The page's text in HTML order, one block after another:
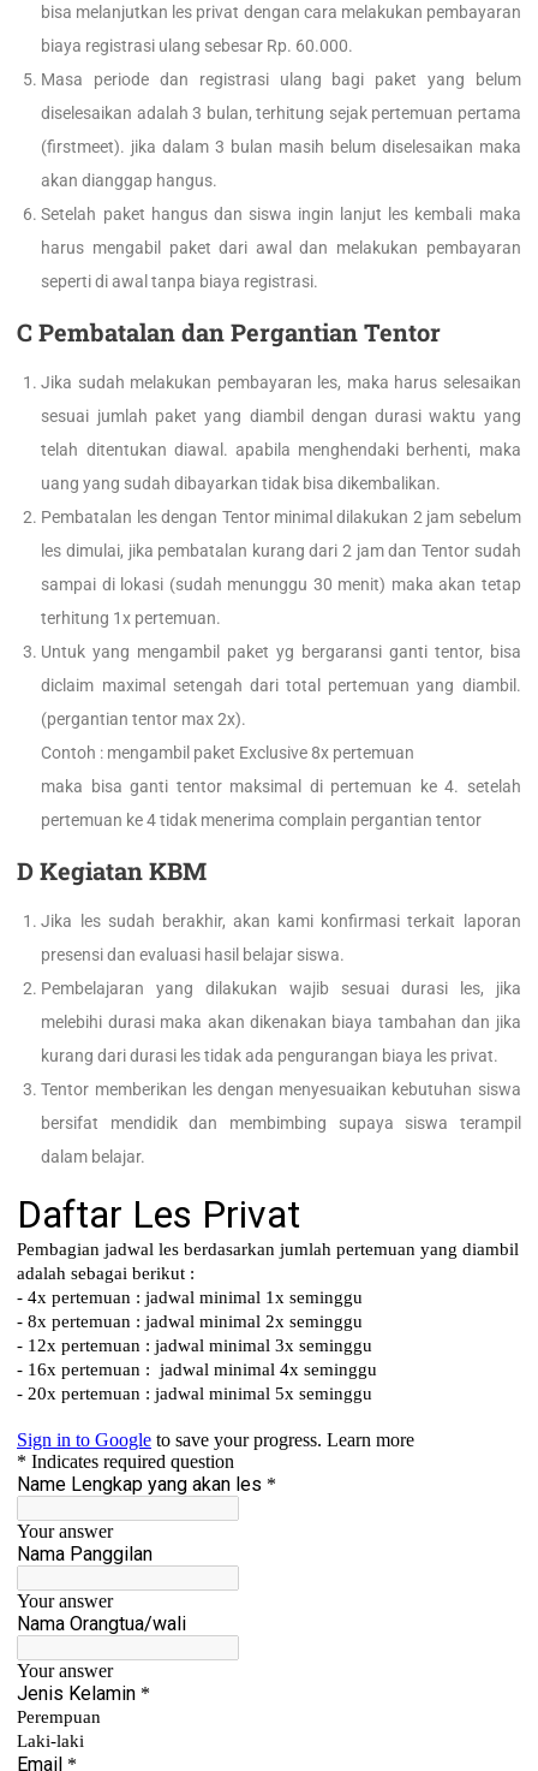
bisa melanjutkan les privat dengan cara melakukan pembayaran
biaya registrasi ulang sebesar Rp. 60.000.
Masa periode dan registrasi ulang bagi paket yang belum
diselesaikan adalah 3 bulan, terhitung sejak pertemuan pertama
(firstmeet). jika dalam 3 bulan masih belum diselesaikan maka
akan dianggap hangus.
Setelah paket hangus dan siswa ingin lanjut les kembali maka
harus mengabil paket dari awal dan melakukan pembayaran
seperti di awal tanpa biaya registrasi.
C Pembatalan dan Pergantian Tentor
Jika sudah melakukan pembayaran les, maka harus selesaikan
sesuai jumlah paket yang diambil dengan durasi waktu yang
telah ditentukan diawal. apabila menghendaki berhenti, maka
uang yang sudah dibayarkan tidak bisa dikembalikan.
Pembatalan les dengan Tentor minimal dilakukan 2 jam sebelum
les dimulai, jika pembatalan kurang dari 2 jam dan Tentor sudah
sampai di lokasi (sudah menunggu 30 menit) maka akan tetap
terhitung 1x pertemuan.
Untuk yang mengambil paket yg bergaransi ganti tentor, bisa
diclaim maximal setengah dari total pertemuan yang diambil.
(pergantian tentor max 2x).
Contoh : mengambil paket Exclusive 8x pertemuan
maka bisa ganti tentor maksimal di pertemuan ke 4. setelah
pertemuan ke 4 tidak menerima complain pergantian tentor
D Kegiatan KBM
Jika les sudah berakhir, akan kami konfirmasi terkait laporan
presensi dan evaluasi hasil belajar siswa.
Pembelajaran yang dilakukan wajib sesuai durasi les, jika
melebihi durasi maka akan dikenakan biaya tambahan dan jika
kurang dari durasi les tidak ada pengurangan biaya les privat.
Tentor memberikan les dengan menyesuaikan kebutuhan siswa
bersifat mendidik dan membimbing supaya siswa terampil
dalam belajar.